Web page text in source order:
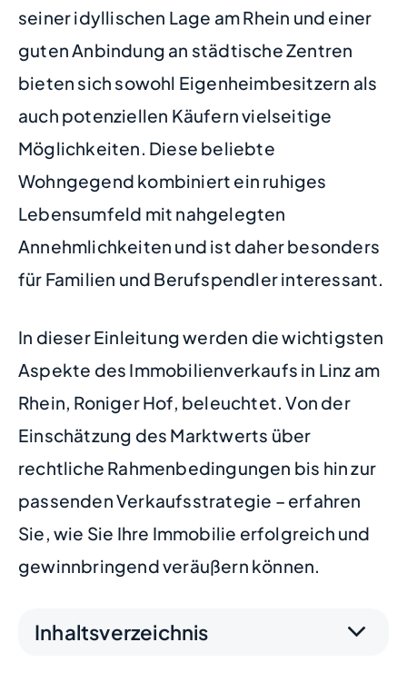
seiner idyllischen Lage am Rhein und einer
guten Anbindung an städtische Zentren
bieten sich sowohl Eigenheimbesitzern als
auch potenziellen Käufern vielseitige
Möglichkeiten. Diese beliebte
Wohngegend kombiniert ein ruhiges
Lebensumfeld mit nahgelegten
Annehmlichkeiten und ist daher besonders
für Familien und Berufspendler interessant.
In dieser Einleitung werden die wichtigsten
Aspekte des Immobilienverkaufs in Linz am
Rhein, Roniger Hof, beleuchtet. Von der
Einschätzung des Marktwerts über
rechtliche Rahmenbedingungen bis hin zur
passenden Verkaufsstrategie – erfahren
Sie, wie Sie Ihre Immobilie erfolgreich und
gewinnbringend veräußern können.
Inhaltsverzeichnis